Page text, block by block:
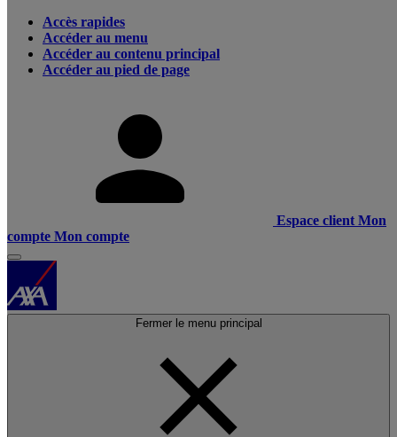
Accès rapides
Accéder au menu
Accéder au contenu principal
Accéder au pied de page
Espace client Mon
compte Mon compte
Fermer le menu principal